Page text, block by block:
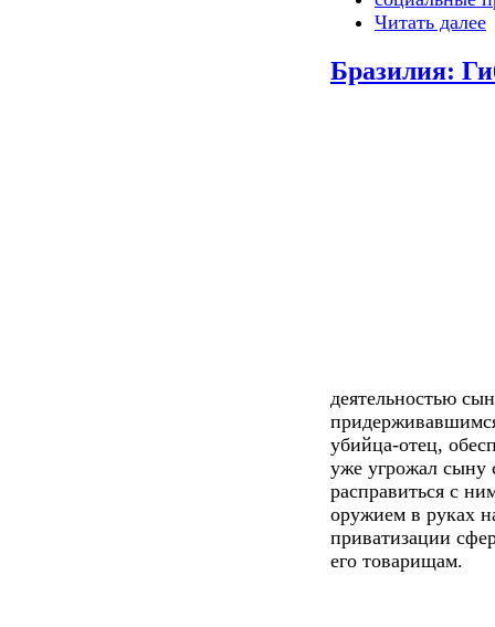
Читать далее
Бразилия:
деятельностью
убийца-отец,
уже угрожал сыну
расправиться с
оружием в руках
приватизации
его товарищам.